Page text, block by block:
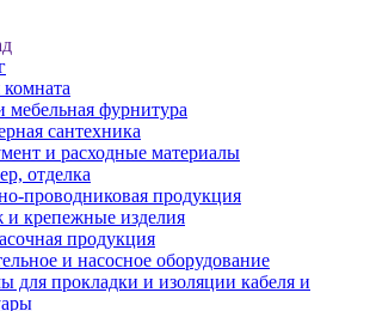
мебельная фурнитура
сантехника
и расходные материалы
отделка
проводниковая продукция
и крепежные изделия
продукция
и насосное оборудование
для прокладки и изоляции кабеля и